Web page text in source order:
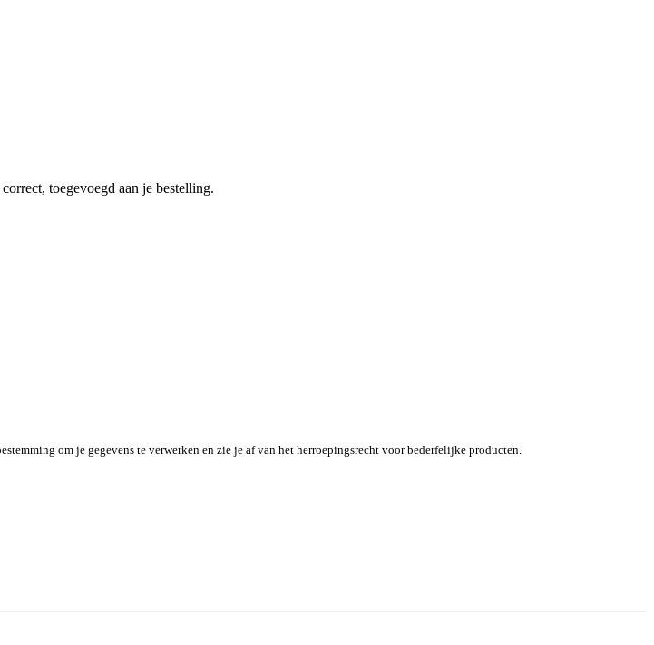
toegevoegd aan je bestelling.
om je gegevens te verwerken en zie je af van het herroepingsrecht voor bederfelijke producten.